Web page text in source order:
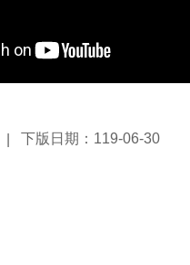
下版日期：119-06-30